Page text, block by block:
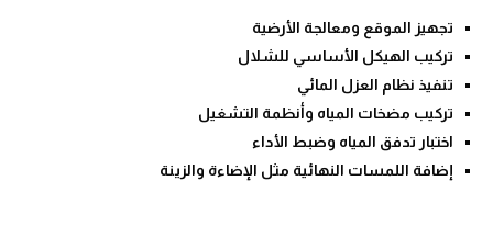
تجهيز الموقع ومعالجة الأرضية
تركيب الهيكل الأساسي للشلال
تنفيذ نظام العزل المائي
تركيب مضخات المياه وأنظمة التشغيل
اختبار تدفق المياه وضبط الأداء
إضافة اللمسات النهائية مثل الإضاءة والزينة